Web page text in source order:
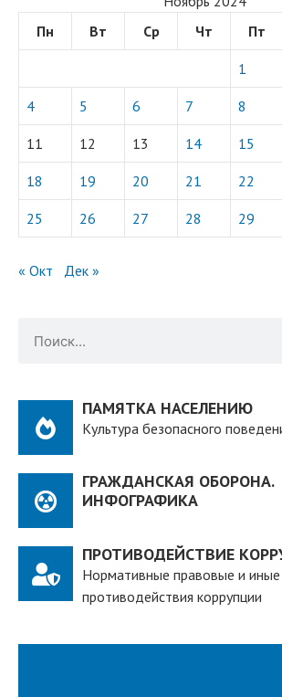
Пн
Вт Ср Чт Пт
1
4 5 6 7 8
11 12 13 14 15
18 19 20 21 22
25 26 27 28 29
« Окт Дек »
ПАМЯТКА НАСЕЛЕНИЮ
Культура безопасного
ГРАЖДАНСКАЯ ОБОРОНА.
ИНФОГРАФИКА
ПРОТИВОДЕЙСТВИЕ
Нормативные правовые и
противодействия коррупции